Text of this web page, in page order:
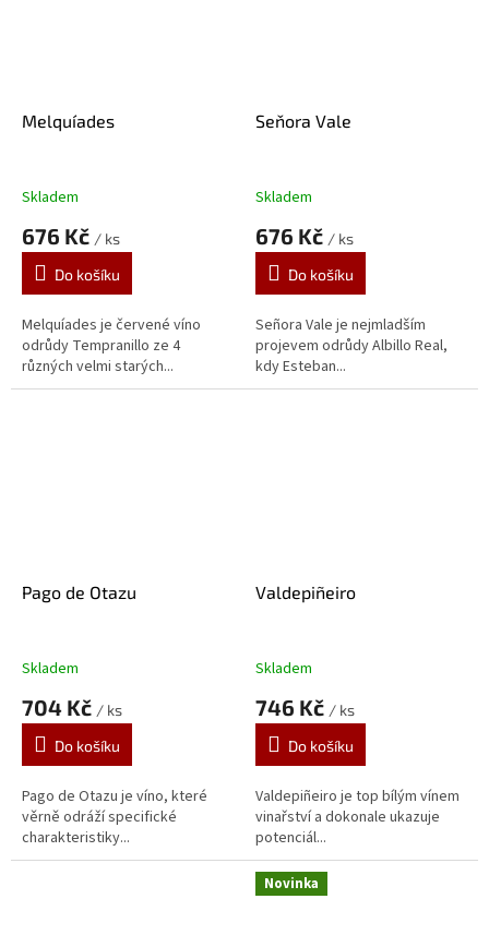
Melquíades
Skladem
676 Kč / ks
Do košíku
Melquíades je červené víno
odrůdy Tempranillo ze 4
různých velmi starých...
Seňora Vale
Skladem
676 Kč / ks
Do košíku
Señora Vale je nejmladším
projevem odrůdy Albillo Real,
kdy Esteban...
Pago de Otazu
Skladem
704 Kč / ks
Do košíku
Pago de Otazu je víno, které
věrně odráží specifické
charakteristiky...
Valdepiñeiro
Skladem
746 Kč / ks
Do košíku
Valdepiñeiro je top bílým vínem
vinařství a dokonale ukazuje
potenciál...
Novinka